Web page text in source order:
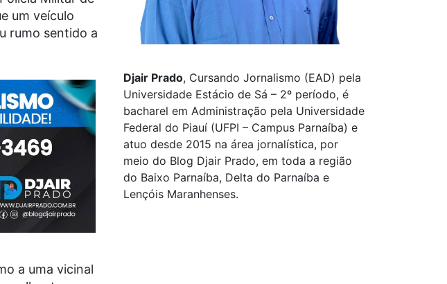
um veículo
rumo sentido a
a uma vicinal
Djair Prado, Cursando Jornalismo (EAD) pela
Universidade Estácio de Sá – 2º período, é
bacharel em Administração pela Universidade
Federal do Piauí (UFPI – Campus Parnaíba) e
atuo desde 2015 na área jornalística, por
meio do Blog Djair Prado, em toda a região
do Baixo Parnaíba, Delta do Parnaíba e
Lençóis Maranhenses.